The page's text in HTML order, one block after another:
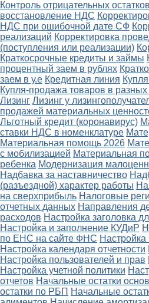
Контроль отрицательных остатков
восстановление НДС
НДС при ошибочной дате СФ
реализаций Корректировка
(поступления или реализации)
Краткосрочные кредиты и займы
процентный заем в рублях
заем в у.е Кредитная линия
Купля-продажа товаров в
Лизинг Лизинг у
продажей материальных
Льготный кредит (коронавирус)
ставки НДС в номенклатуре
Материальная помощь 2026
с мобилизацией Материальная
ребенка Модернизация
Надбавка за наставничество
(разъездной) характер работы
на сверхприбыль Налоговые
отчетных данных Направления
расходов Настройка заголовка
Настройка и заполнение КУДиР
по ЕНС на сайте ФНС Настройка
Настройка календаря отчетности
Настройка пользователей и прав
Настройка учетной политики
отчетов Начальные остатки
остатки по РБП Начальные